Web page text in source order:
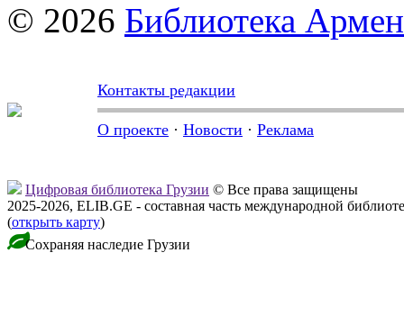
© 2026 Библиотека
Контакты редакции
О проекте · Новости · Реклама
Цифровая библиотека Грузии © Все права защищены
2025-2026, ELIB.GE - составная часть международной
(открыть карту)
Сохраняя наследие Грузии